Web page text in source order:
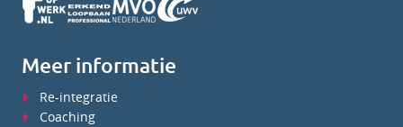
Meer informatie
Re-integratie
Coaching